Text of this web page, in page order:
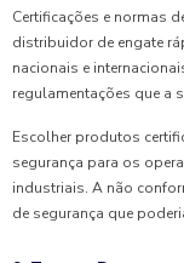
Certificações e normas
distribuidor de engate
nacionais e
regulamentações que a
Escolher produtos
segurança para os
industriais. A não
de segurança que